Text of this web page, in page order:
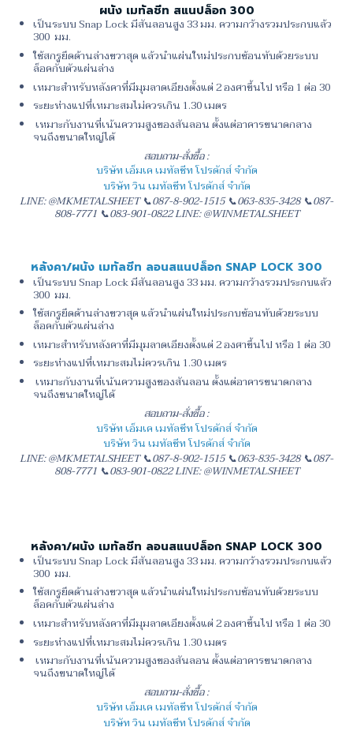
ผนัง เมทัลชีท สแนปล็อก 300
เป็นระบบ Snap Lock มีสันลอนสูง 33 มม. ความกว้างรวมประกบแล้ว
300 มม.
ใช้สกรูยึดด้านล่างขวาสุด แล้วนำแผ่นใหม่ประกบซ้อนทับด้วยระบบ
ล็อคกับตัวแผ่นล่าง
เหมาะสำหรับหลังคาที่มีมุมลาดเอียงตั้งแต่ 2 องศาขึ้นไป หรือ 1 ต่อ 30
ระยะห่างแปที่เหมาะสมไม่ควรเกิน 1.30 เมตร
เหมาะกับงานที่เน้นความสูงของสันลอน ตั้งแต่อาคารขนาดกลาง
จนถึงขนาดใหญ่ได้
สอบถาม-สั่งซื้อ :
บริษัท เอ็มเค เมทัลชีท โปรดักส์ จำกัด
บริษัท วิน เมทัลชีท โปรดักส์ จำกัด
LINE: @MKMETALSHEET 📞087-8-902-1515 📞063-835-3428 📞087-
808-7771 📞083-901-0822 LINE: @WINMETALSHEET
หลังคา/ผนัง เมทัลชีท ลอนสแนปล็อก SNAP LOCK 300
เป็นระบบ Snap Lock มีสันลอนสูง 33 มม. ความกว้างรวมประกบแล้ว
300 มม.
ใช้สกรูยึดด้านล่างขวาสุด แล้วนำแผ่นใหม่ประกบซ้อนทับด้วยระบบ
ล็อคกับตัวแผ่นล่าง
เหมาะสำหรับหลังคาที่มีมุมลาดเอียงตั้งแต่ 2 องศาขึ้นไป หรือ 1 ต่อ 30
ระยะห่างแปที่เหมาะสมไม่ควรเกิน 1.30 เมตร
เหมาะกับงานที่เน้นความสูงของสันลอน ตั้งแต่อาคารขนาดกลาง
จนถึงขนาดใหญ่ได้
สอบถาม-สั่งซื้อ :
บริษัท เอ็มเค เมทัลชีท โปรดักส์ จำกัด
บริษัท วิน เมทัลชีท โปรดักส์ จำกัด
LINE: @MKMETALSHEET 📞087-8-902-1515 📞063-835-3428 📞087-
808-7771 📞083-901-0822 LINE: @WINMETALSHEET
หลังคา/ผนัง เมทัลชีท ลอนสแนปล็อก SNAP LOCK 300
เป็นระบบ Snap Lock มีสันลอนสูง 33 มม. ความกว้างรวมประกบแล้ว
300 มม.
ใช้สกรูยึดด้านล่างขวาสุด แล้วนำแผ่นใหม่ประกบซ้อนทับด้วยระบบ
ล็อคกับตัวแผ่นล่าง
เหมาะสำหรับหลังคาที่มีมุมลาดเอียงตั้งแต่ 2 องศาขึ้นไป หรือ 1 ต่อ 30
ระยะห่างแปที่เหมาะสมไม่ควรเกิน 1.30 เมตร
เหมาะกับงานที่เน้นความสูงของสันลอน ตั้งแต่อาคารขนาดกลาง
จนถึงขนาดใหญ่ได้
สอบถาม-สั่งซื้อ :
บริษัท เอ็มเค เมทัลชีท โปรดักส์ จำกัด
บริษัท วิน เมทัลชีท โปรดักส์ จำกัด